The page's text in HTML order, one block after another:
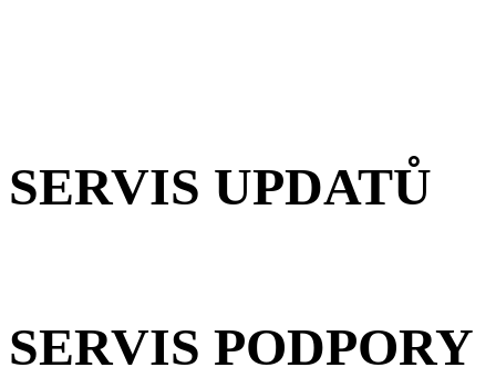
SERVIS UPDATŮ
SERVIS PODPORY